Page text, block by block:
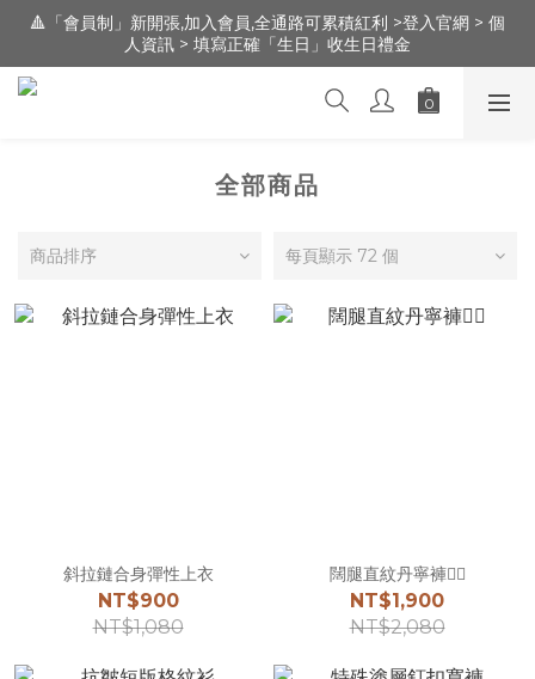
🔺「會員制」新開張,加入會員,全通路可累積紅利 >登入官網 > 個
人資訊 > 填寫正確「生日」收生日禮金
人資訊 > 填寫正確「生日」收生日禮金
新朋友 [ 註冊登錄 ] 送 100元 購物金 / 實體門市：新竹市文昌街
全部商品
商品排序 每頁顯示 72 個
斜拉鏈合身彈性上衣
NT$900
NT$1,080
闊腿直紋丹寧褲☝🏻
NT$1,900
NT$2,080